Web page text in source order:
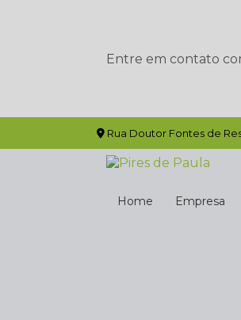
Entre em contato
Rua Doutor Fontes de
Home Empresa